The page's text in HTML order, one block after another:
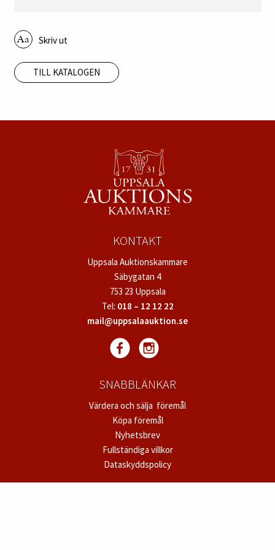
Skriv ut
TILL KATALOGEN
KONTAKT
Uppsala Auktionskammare
Säbygatan 4
753 23 Uppsala
Tel: 018 – 12 12 22
mail@uppsalaauktion.se
SNABBLÄNKAR
Värdera och sälja föremål
Köpa föremål
Nyhetsbrev
Fullständiga villkor
Dataskyddspolicy